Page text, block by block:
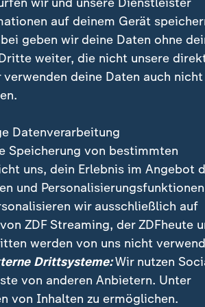
werden zweistellig"
Wochen mit einem klaren
er. "Ich mache sicher meinen
dramatisch kippen kann."
sich die Menschen neu
konzentrieren sich auf das, was
zuletzt bei drei Prozent - sie wäre
vertreten.
Stimmung in Deutschland
:
auf deinem Gerät
geben wir deine Daten ohne
weiter, die nicht unsere
deine Daten auch nicht
Datenverarbeitung
Speicherung von bestimmten
uns, dein Erlebnis im Angebot
und Personalisierungsfunktionen
wir ausschließlich auf
ZDF Streaming, der ZDFheute
werden von uns nicht
Drittsysteme:Wir nutzen
von anderen Anbietern. Unter
von Inhalten zu ermöglichen.